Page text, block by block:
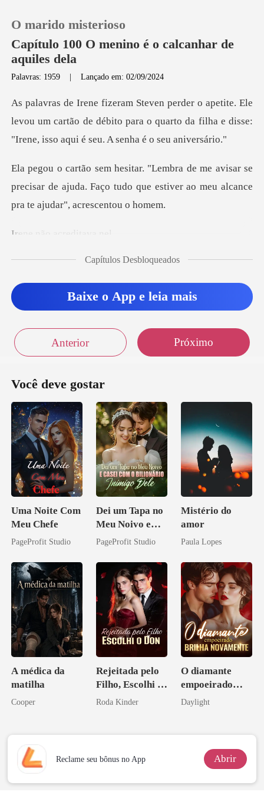
Loja
Sair
O marido misterioso
Capítulo 100 O menino é o calcanhar de
aquiles dela
Palavras: 1959 |Lançado em: 02/09/2024
e
levou um cartão de débito para o quarto da filha e dis
sar se
precisar de ajuda. Faço tudo que estiver a
o acredi
Capítulos Desbloqueados
Baixe o App e leia mais
Anterior Próximo
Você deve gostar
Uma Noite Com
Meu Chefe
PageProfit Studio
Dei um Tapa no
Meu Noivo e
Casei com o
Inimigo Dele
PageProfit Studio
Mistério do
amor
Paula Lopes
A médica da
matilha
Cooper
Rejeitada pelo
Filho, Escolhi o
Don
Roda Kinder
O diamante
empoeirado
brilha
Daylight
Reclame seu bônus no App Abrir